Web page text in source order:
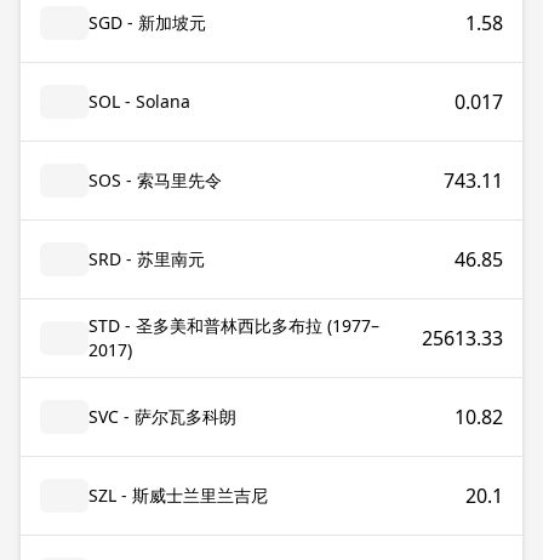
SGD - 新加坡元 1.58
SOL - Solana 0.017
SOS - 索马里先令 743.11
SRD - 苏里南元 46.85
STD - 圣多美和普林西比多布拉 (1977–
2017)
25613.33
SVC - 萨尔瓦多科朗 10.82
SZL - 斯威士兰里兰吉尼 20.1